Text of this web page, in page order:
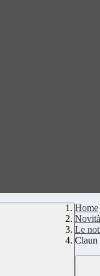
Home
Novità
Le
Claun